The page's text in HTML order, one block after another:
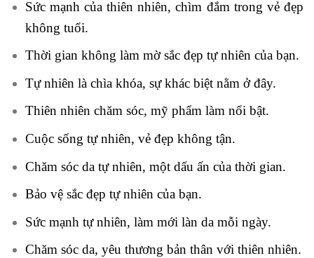
Sức mạnh của thiên nhiên, chìm đắm trong vẻ đẹp
không tuổi.
Thời gian không làm mờ sắc đẹp tự nhiên của bạn.
Tự nhiên là chìa khóa, sự khác biệt nằm ở đây.
Thiên nhiên chăm sóc, mỹ phẩm làm nổi bật.
Cuộc sống tự nhiên, vẻ đẹp không tận.
Chăm sóc da tự nhiên, một dấu ấn của thời gian.
Bảo vệ sắc đẹp tự nhiên của bạn.
Sức mạnh tự nhiên, làm mới làn da mỗi ngày.
Chăm sóc da, yêu thương bản thân với thiên nhiên.